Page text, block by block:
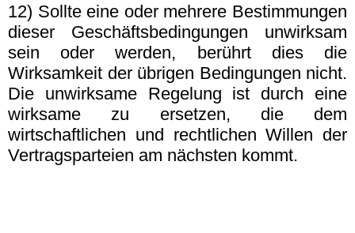
12) Sollte eine oder mehrere Bestimmungen
dieser Geschäftsbedingungen unwirksam
sein oder werden, berührt dies die
Wirksamkeit der übrigen Bedingungen nicht.
Die unwirksame Regelung ist durch eine
wirksame zu ersetzen, die dem
wirtschaftlichen und rechtlichen Willen der
Vertragsparteien am nächsten kommt.